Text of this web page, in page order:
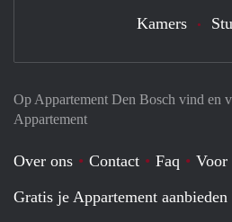
Op Appartement Den Bosch vind en
Appartement
Over ons Contact Faq Voor
Gratis je Appartement
Kamers